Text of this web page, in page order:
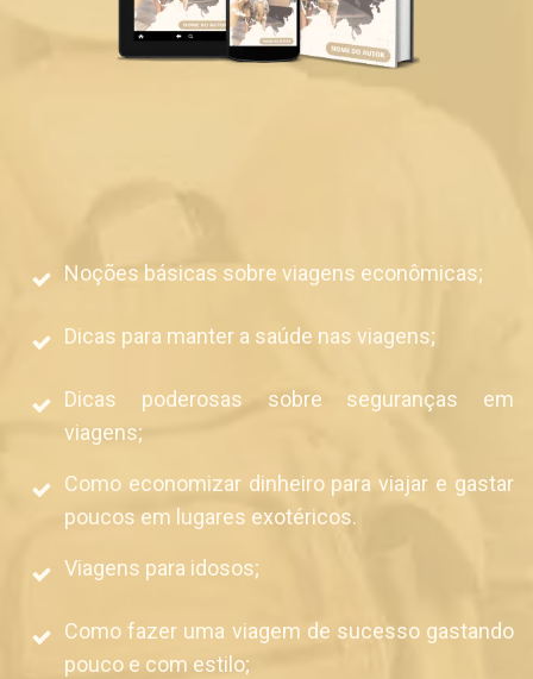
Noções básicas sobre viagens econômicas;
Dicas para manter a saúde nas viagens;
Dicas poderosas sobre seguranças em
viagens;
Como economizar dinheiro para viajar e gastar
poucos em lugares exotéricos.
Viagens para idosos;
Como fazer uma viagem de sucesso gastando
pouco e com estilo;